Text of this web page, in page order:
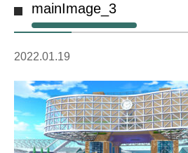
mainImage_3
2022.01.19